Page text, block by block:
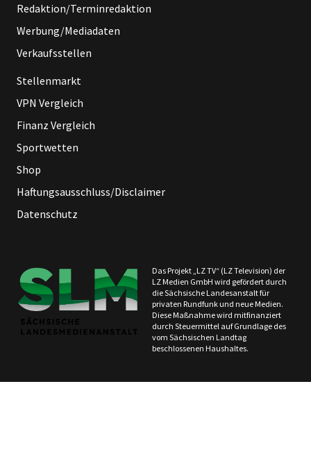
Redaktion/Terminredaktion
Werbung/Mediadaten
Verkaufsstellen
Stellenmarkt
VPN Vergleich
Finanz Vergleich
Sportwetten
Shop
Haftungsausschluss/Disclaimer
Datenschutz
Das Projekt „LZ TV“ (LZ Television) der
LZ Medien GmbH wird gefördert durch
die Sächsische Landesanstalt für
privaten Rundfunk und neue Medien.
Diese Maßnahme wird mitfinanziert
durch Steuermittel auf Grundlage des
vom Sächsischen Landtag
beschlossenen Haushaltes.